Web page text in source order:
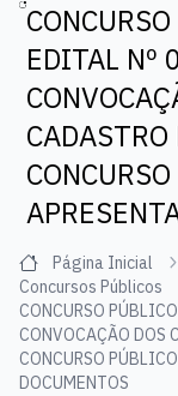
EDITAL Nº
CADASTRO
Página Inicial
Concursos Públicos
CONCURSO
CONVOCAÇÃO DOS
CONCURSO
DOCUMENTOS